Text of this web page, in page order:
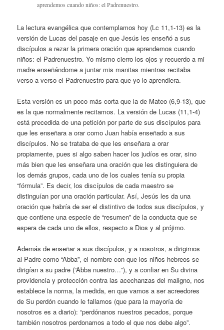
aprendemos cuando niños: el Padrenuestro.
La lectura evangélica que contemplamos hoy (Lc 11,1-13) es la
versión de Lucas del pasaje en que Jesús les enseñó a sus
discípulos a rezar la primera oración que aprendemos cuando
niños: el Padrenuestro. Yo mismo cierro los ojos y recuerdo a mi
madre enseñándome a juntar mis manitas mientras recitaba
verso a verso el Padrenuestro para que yo lo aprendiera.
Esta versión es un poco más corta que la de Mateo (6,9-13), que
es la que normalmente recitamos. La versión de Lucas (11,1-4)
está precedida de una petición por parte de sus discípulos para
que les enseñara a orar como Juan había enseñado a sus
discípulos. No se trataba de que les enseñara a orar
propiamente, pues si algo saben hacer los judíos es orar, sino
más bien que les enseñara una oración que les distinguiera de
los demás grupos, cada uno de los cuales tenía su propia
“fórmula”. Es decir, los discípulos de cada maestro se
distinguían por una oración particular. Así, Jesús les da una
oración que habría de ser el distintivo de todos sus discípulos, y
que contiene una especie de “resumen” de la conducta que se
espera de cada uno de ellos, respecto a Dios y al prójimo.
Además de enseñar a sus discípulos, y a nosotros, a dirigirnos
al Padre como “Abba”, el nombre con que los niños hebreos se
dirigían a su padre (“Abba nuestro…”), y a confiar en Su divina
providencia y protección contra las acechanzas del maligno, nos
establece la norma, la medida, en que vamos a ser acreedores
de Su perdón cuando le fallamos (que para la mayoría de
nosotros es a diario): “perdónanos nuestros pecados, porque
también nosotros perdonamos a todo el que nos debe algo”.